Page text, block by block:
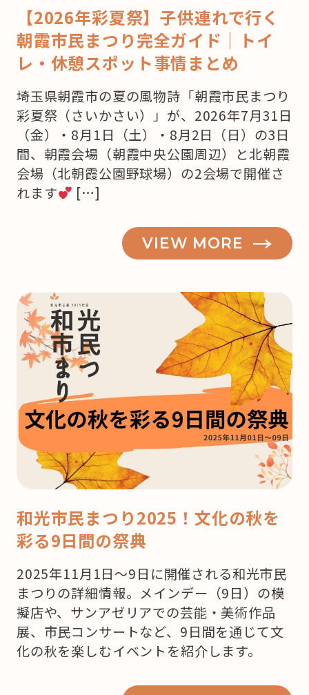
【2026年彩夏祭】子供連れで行く
朝霞市民まつり完全ガイド｜トイ
レ・休憩スポット事情まとめ
埼玉県朝霞市の夏の風物詩「朝霞市民まつり
彩夏祭（さいかさい）」が、2026年7月31日
（金）・8月1日（土）・8月2日（日）の3日
間、朝霞会場（朝霞中央公園周辺）と北朝霞
会場（北朝霞公園野球場）の2会場で開催さ
れます
[…]
VIEW MORE
和光市民まつり2025！文化の秋を
彩る9日間の祭典
2025年11月1日～9日に開催される和光市民
まつりの詳細情報。メインデー（9日）の模
擬店や、サンアゼリアでの芸能・美術作品
展、市民コンサートなど、9日間を通じて文
化の秋を楽しむイベントを紹介します。